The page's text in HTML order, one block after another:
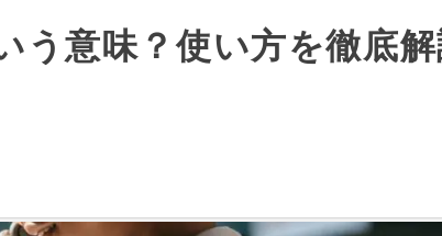
う意味？使い方を徹底解